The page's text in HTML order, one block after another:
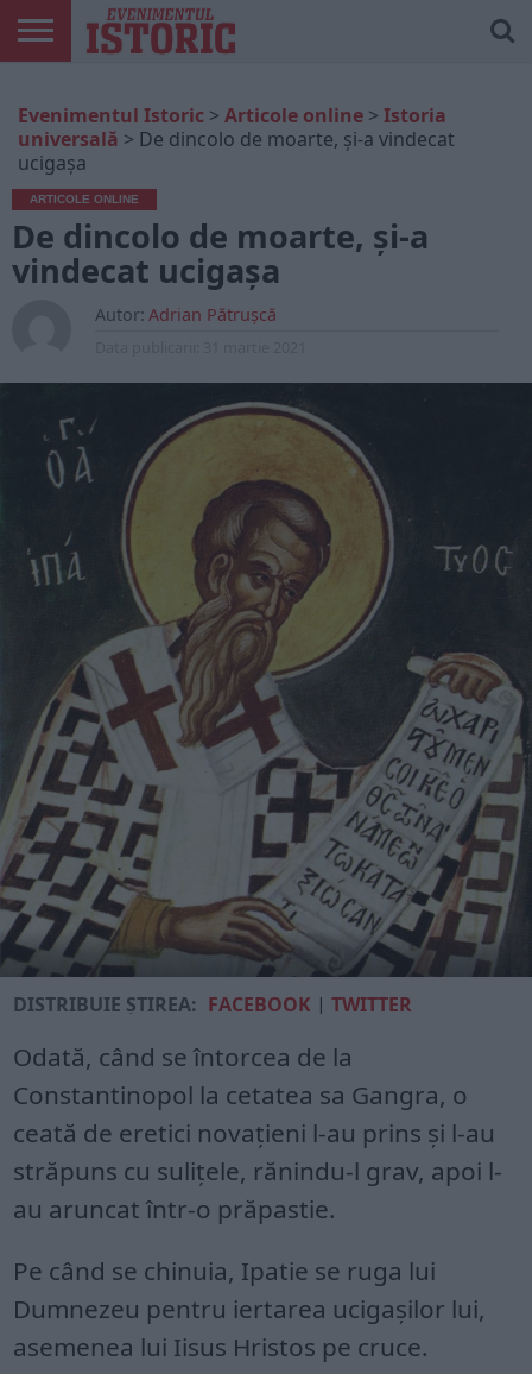
ONLINE
EDIȚII
TIPĂRITE
ISTORIC
PLAY
CONTUL
MEU
Evenimentul Istoric > Articole online > Istoria
universală > De dincolo de moarte, și-a vindecat
ucigașa
ARTICOLE ONLINE
De dincolo de moarte, și-a
vindecat ucigașa
Autor: Adrian Pătrușcă
DISTRIBUIE ȘTIREA: FACEBOOK |TWITTER
Odată, când se întorcea de la
Constantinopol la cetatea sa Gangra, o
ceată de eretici novațieni l-au prins și l-au
străpuns cu sulițele, rănindu-l grav, apoi l-
au aruncat într-o prăpastie.
Pe când se chinuia, Ipatie se ruga lui
Dumnezeu pentru iertarea ucigașilor lui,
asemenea lui Iisus Hristos pe cruce.